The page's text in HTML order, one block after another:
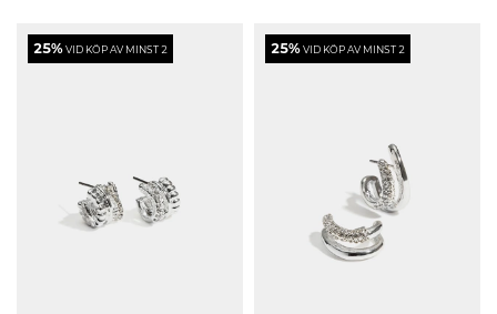
25%VID KÖP AV MINST 2 25%VID KÖP AV MINST 2